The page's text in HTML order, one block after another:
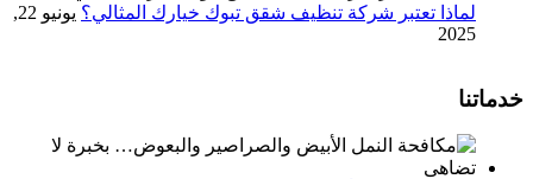
لماذا تعتبر شركة تنظيف شقق تبوك خيارك المثالي؟
يونيو 22,
2025
خدماتنا